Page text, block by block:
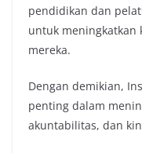
pendidikan dan
untuk meningkatkan
mereka.
Dengan demikian,
penting dalam
akuntabilitas, dan